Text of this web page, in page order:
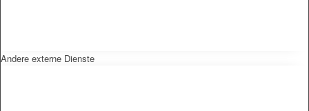
Andere externe Dienste